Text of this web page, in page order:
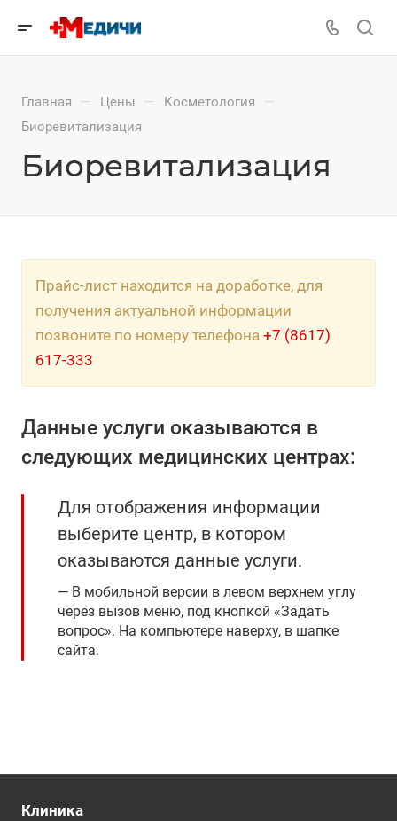
Главная — Цены — Косметология —
Биоревитализация
Биоревитализация
Прайс-лист находится на доработке, для
получения актуальной информации
позвоните по номеру телефона +7 (8617)
617-333
Данные услуги оказываются в
следующих медицинских центрах:
Для отображения информации
выберите центр, в котором
оказываются данные услуги.
В мобильной версии в левом верхнем углу
через вызов меню, под кнопкой «Задать
вопрос». На компьютере наверху, в шапке
сайта.
Клиника